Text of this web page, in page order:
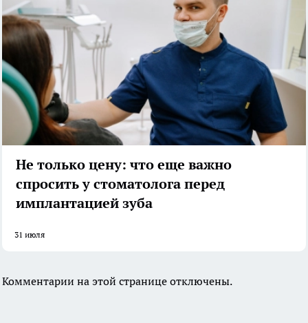
Не только цену: что еще важно
спросить у стоматолога перед
имплантацией зуба
31 июля
Комментарии на этой странице отключены.